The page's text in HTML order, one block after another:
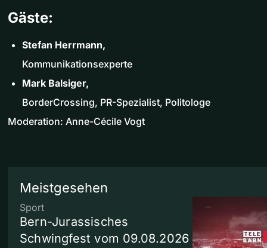
Gäste:
Stefan Herrmann,
Kommunikationsexperte
Mark Balsiger,
BorderCrossing, PR-Spezialist, Politologe
Moderation: Anne-Cécile Vogt
Meistgesehen
Sport
Bern-Jurassisches
Schwingfest vom 09.08.2026